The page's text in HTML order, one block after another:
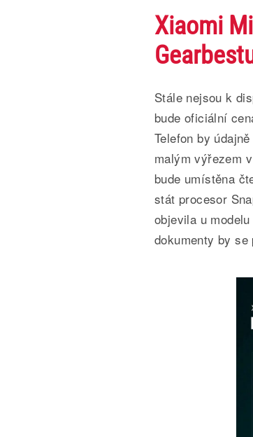
Xiaomi
Stále nejsou k
bude oficiální
Telefon by
malým výřezem
bude umístěna
stát procesor
objevila u
dokumenty by